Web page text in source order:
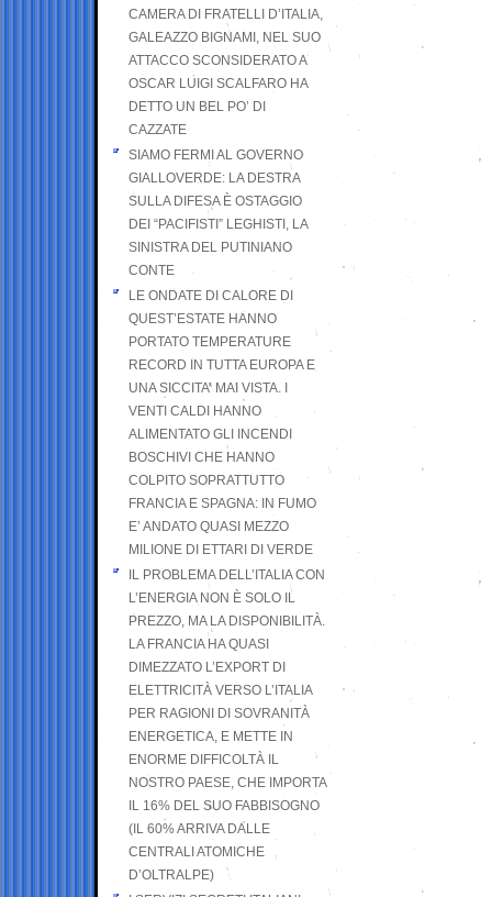
CAMERA DI FRATELLI D’ITALIA,
GALEAZZO BIGNAMI, NEL SUO
ATTACCO SCONSIDERATO A
OSCAR LUIGI SCALFARO HA
DETTO UN BEL PO’ DI
CAZZATE
SIAMO FERMI AL GOVERNO
GIALLOVERDE: LA DESTRA
SULLA DIFESA È OSTAGGIO
DEI “PACIFISTI” LEGHISTI, LA
SINISTRA DEL PUTINIANO
CONTE
LE ONDATE DI CALORE DI
QUEST’ESTATE HANNO
PORTATO TEMPERATURE
RECORD IN TUTTA EUROPA E
UNA SICCITA’ MAI VISTA. I
VENTI CALDI HANNO
ALIMENTATO GLI INCENDI
BOSCHIVI CHE HANNO
COLPITO SOPRATTUTTO
FRANCIA E SPAGNA: IN FUMO
E’ ANDATO QUASI MEZZO
MILIONE DI ETTARI DI VERDE
IL PROBLEMA DELL’ITALIA CON
L’ENERGIA NON È SOLO IL
PREZZO, MA LA DISPONIBILITÀ.
LA FRANCIA HA QUASI
DIMEZZATO L’EXPORT DI
ELETTRICITÀ VERSO L’ITALIA
PER RAGIONI DI SOVRANITÀ
ENERGETICA, E METTE IN
ENORME DIFFICOLTÀ IL
NOSTRO PAESE, CHE IMPORTA
IL 16% DEL SUO FABBISOGNO
(IL 60% ARRIVA DALLE
CENTRALI ATOMICHE
D’OLTRALPE)